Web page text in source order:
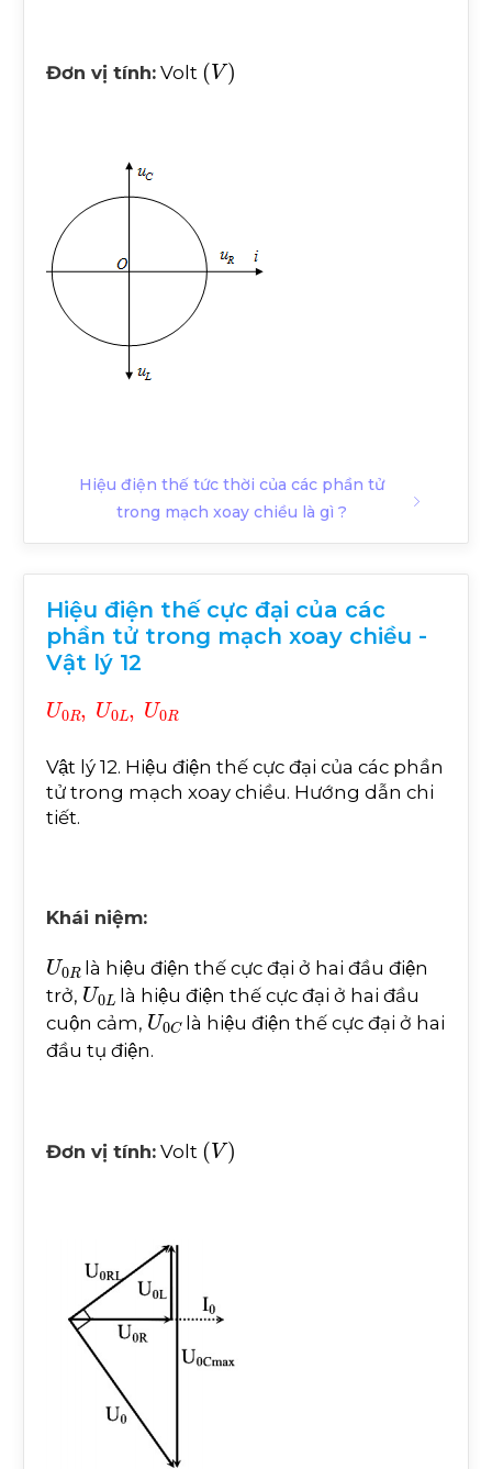
Đơn vị tính: Volt V
Hiệu điện thế tức thời của các phần tử
trong mạch xoay chiều là gì ?
Hiệu điện thế cực đại của các
phần tử trong mạch xoay chiều -
Vật lý 12
U0 U L, U
Vật lý 12. Hiệu điện thế cực đại của các phần
tử trong mạch xoay chiều. Hướng dẫn chi
tiết.
Khái niệm:
U0 R
là hiệu điện thế cực đại ở hai đầu điện
trở, U0 Llà hiệu điện thế cực đại ở hai đầu
cuộn cảm, U0C
là hiệu điện thế cực đại ở hai
đầu tụ điện.
Đơn vị tính: Volt V